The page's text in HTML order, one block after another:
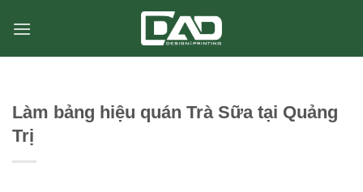
đến
Làm bảng hiệu quán Trà Sữa tại Quảng
Trị